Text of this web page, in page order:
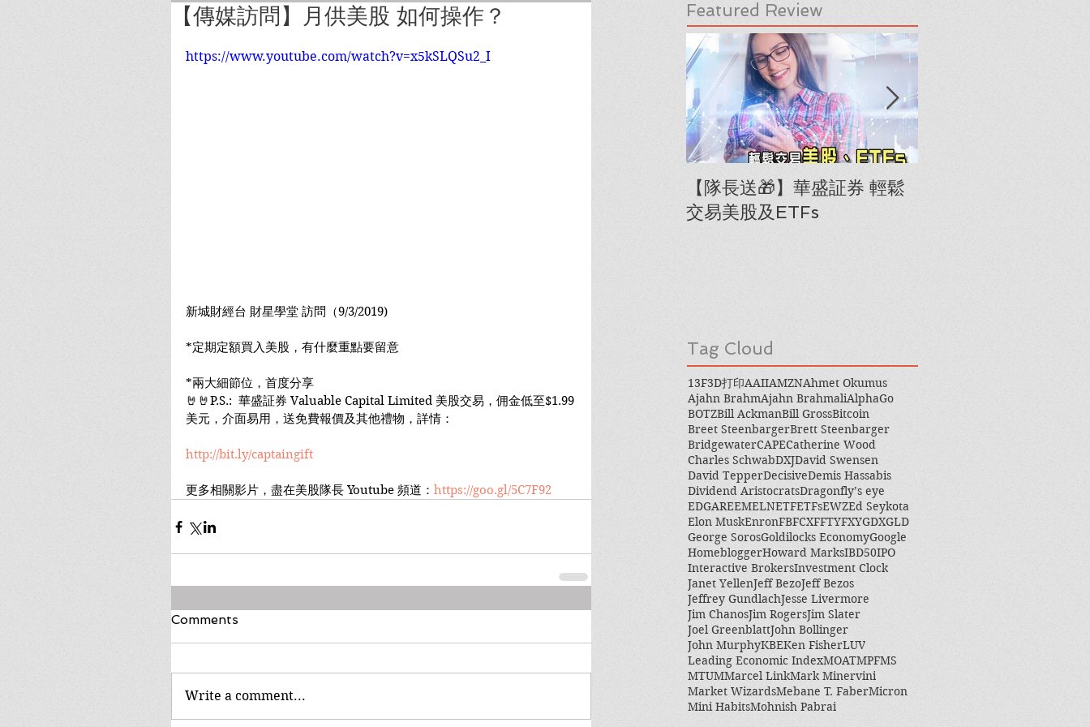
【傳媒訪問】月供美股 如何操作？
https://www.youtube.com/watch?v=x5kSLQSu2_I
新城財經台 財星學堂 訪問（9/3/2019)
*定期定額買入美股，有什麼重點要留意
*兩大細節位，首度分享
🤘🤘P.S.:  華盛証券 Valuable Capital Limited 美股交易，佣金低至$1.99
美元，介面易用，送免費報價及其他禮物，詳情：
http://bit.ly/captaingift
更多相關影片，盡在美股隊長 Youtube 頻道： https://goo.gl/5C7F92
Comments
Write a comment...
Featured Review
【隊長送🎁】華盛証券 輕鬆
交易美股及ETFs
Tag Cloud
13F3D打印AAIIAMZNAhmet Okumus
Ajahn BrahmAjahn BrahmaliAlphaGo
BOTZBill AckmanBill GrossBitcoin
Breet SteenbargerBrett Steenbarger
BridgewaterCAPECatherine Wood
Charles SchwabDXJDavid Swensen
David TepperDecisiveDemis Hassabis
Dividend AristocratsDragonfly’s eye
EDGAREEMELNETFETFsEWZEd Seykota
Elon MuskEnronFBFCXFFTYFXYGDXGLD
George SorosGoldilocks EconomyGoogle
HomebloggerHoward MarksIBD50IPO
Interactive BrokersInvestment Clock
Janet YellenJeff BezoJeff Bezos
Jeffrey GundlachJesse Livermore
Jim ChanosJim RogersJim Slater
Joel GreenblattJohn Bollinger
John MurphyKBEKen FisherLUV
Leading Economic IndexMOATMPFMS
MTUMMarcel LinkMark Minervini
Market WizardsMebane T. FaberMicron
Mini HabitsMohnish Pabrai